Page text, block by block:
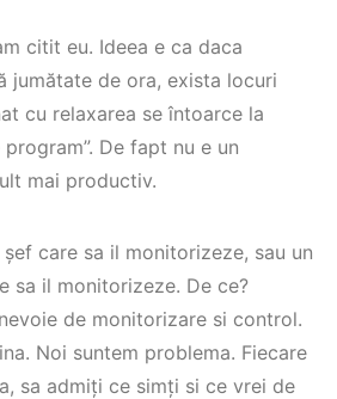
citit eu. Ideea e ca daca
jumătate de ora, exista locuri
cu relaxarea se întoarce la
De fapt nu e un
mai productiv.
care sa il monitorizeze, sau un
sa il monitorizeze. De ce?
de monitorizare si control.
Noi suntem problema. Fiecare
sa admiți ce simți si ce vrei de